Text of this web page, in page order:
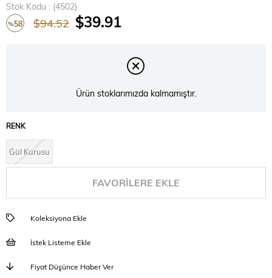
Stok Kodu
(4502)
%58 $94.52 $39.91
Ürün stoklarımızda kalmamıştır.
RENK
Gül Kurusu
FAVORILERE EKLE
Koleksiyona Ekle
İstek Listeme Ekle
Fiyat Düşünce Haber Ver